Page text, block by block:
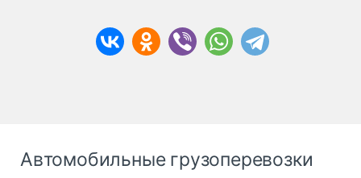
Автомобильные грузоперевозки